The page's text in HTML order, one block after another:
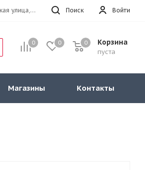
Войти
Поиск
г.Москва, Верхняя Первомайская улица, 47к11 офис 214
0 0 Корзина
пуста
0
Магазины Контакты